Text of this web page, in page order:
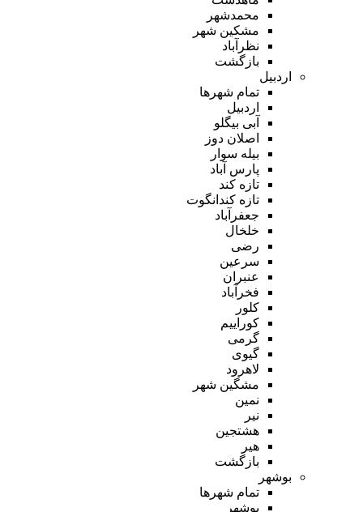
محمدشهر
مشکین شهر
نظرآباد
بازگشت
اردبیل
تمام شهر‌ها
اردبیل
آبی بیگلو
اصلان دوز
بیله سوار
پارس آباد
تازه کند
تازه کندانگوت
جعفرآباد
خلخال
رضی
سرعین
عنبران
فخرآباد
کلور
کوراییم
گرمی
گیوی
لاهرود
مشگین شهر
نمین
نیر
هشتجین
هیر
بازگشت
بوشهر
تمام شهر‌ها
بوشهر